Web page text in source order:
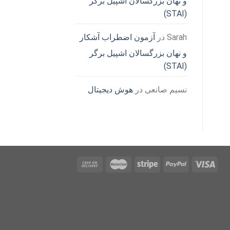
(STAI)
Sarah در
آزمون اضطراب آشکار
و نهان بزرگسالان اشپیل برگر
(STAI)
نسیم صانعی درهوش دیجیتال